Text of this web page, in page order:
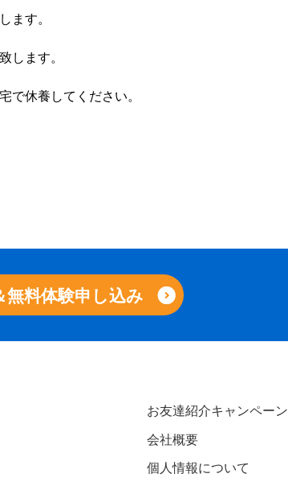
す。
ます。
休養してください。
無料体験申し込み
お友達紹介キャンペーン
会社概要
個人情報について